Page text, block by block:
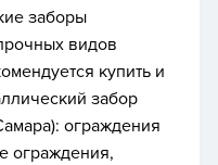
заборы
видов
купить и
забор
ограждения
ограждения,